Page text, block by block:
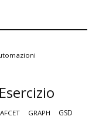
Esercizio
GRAPH GSD